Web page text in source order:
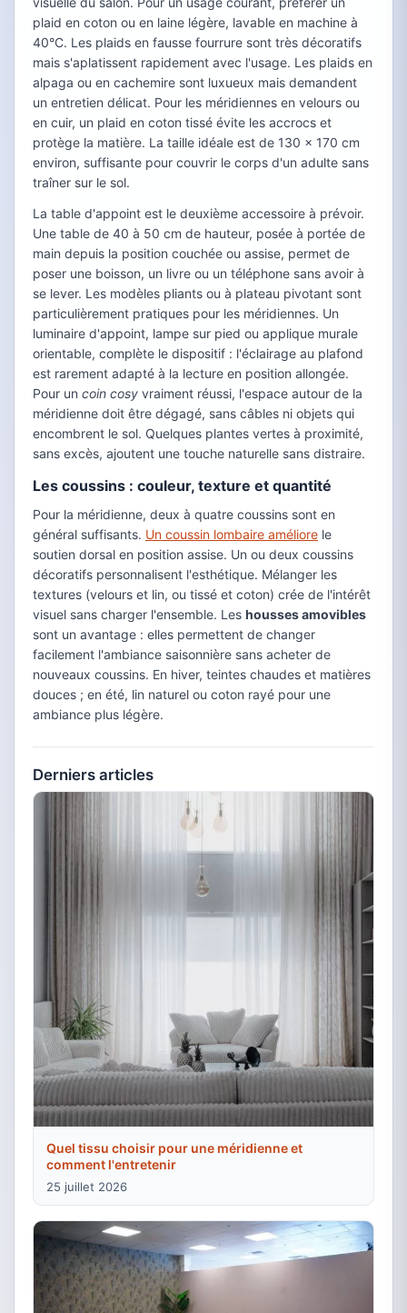
plaid en coton ou en laine légère, lavable en machine à
40°C. Les plaids en fausse fourrure sont très décoratifs
mais s'aplatissent rapidement avec l'usage. Les plaids en
alpaga ou en cachemire sont luxueux mais demandent
un entretien délicat. Pour les méridiennes en velours ou
en cuir, un plaid en coton tissé évite les accrocs et
protège la matière. La taille idéale est de 130 x 170 cm
environ, suffisante pour couvrir le corps d'un adulte sans
traîner sur le sol.
La table d'appoint est le deuxième accessoire à prévoir.
Une table de 40 à 50 cm de hauteur, posée à portée de
main depuis la position couchée ou assise, permet de
poser une boisson, un livre ou un téléphone sans avoir à
se lever. Les modèles pliants ou à plateau pivotant sont
particulièrement pratiques pour les méridiennes. Un
luminaire d'appoint, lampe sur pied ou applique murale
orientable, complète le dispositif : l'éclairage au plafond
est rarement adapté à la lecture en position allongée.
Pour un coin cosy vraiment réussi, l'espace autour de la
méridienne doit être dégagé, sans câbles ni objets qui
encombrent le sol. Quelques plantes vertes à proximité,
sans excès, ajoutent une touche naturelle sans distraire.
Les coussins : couleur, texture et quantité
Pour la méridienne, deux à quatre coussins sont en
général suffisants. Un coussin lombaire améliore le
soutien dorsal en position assise. Un ou deux coussins
décoratifs personnalisent l'esthétique. Mélanger les
textures (velours et lin, ou tissé et coton) crée de l'intérêt
visuel sans charger l'ensemble. Les housses amovibles
sont un avantage : elles permettent de changer
facilement l'ambiance saisonnière sans acheter de
nouveaux coussins. En hiver, teintes chaudes et matières
douces ; en été, lin naturel ou coton rayé pour une
ambiance plus légère.
Derniers articles
Quel tissu choisir pour une méridienne et
comment l'entretenir
25 juillet 2026